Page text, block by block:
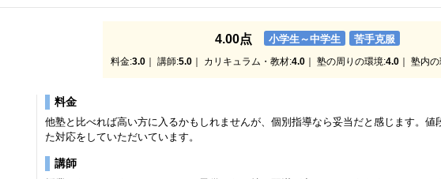
4.00点 小学生～中学生 苦手克服
料金:3.0 ｜ 講師:5.0 ｜ カリキュラム・教材:4.0 ｜ 塾の周りの環境:4.0 ｜ 塾内
料金
他塾と比べれば高い方に入るかもしれませんが、個別指導なら妥当だと感じます。値
た対応をしていただいています。
講師